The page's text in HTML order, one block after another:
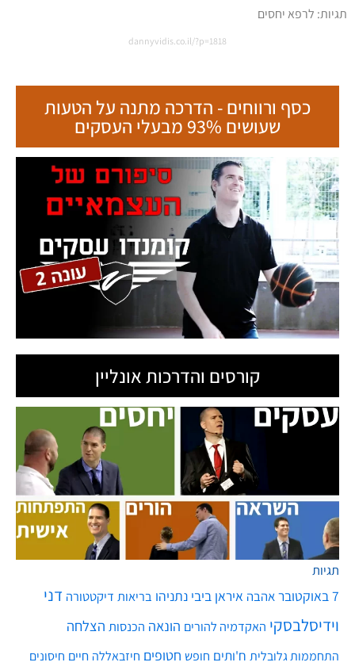
תגיות: לרפא יחסים
dannyvidis.co.il/?p=1818
כסף ורווחים - הדרכה מתנה על הטעות
שעושים 93% מבעלי העסקים
קורסים והדרכות אונליין
תגיות
7 באוקטובר אהבה איראן ביבי נתניהו בריאות דיקטטורה דני
וידיסלבסקי האקדמיה להורים הונאה הכנסות הצלחה
התחממות גלובלית ח'ותים חופש חטופים חיזבאללה חיים חיסונים